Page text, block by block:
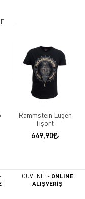
Rammstein Lügen
Tişört
649,90
GÜVENLİ - ONLINE
ALIŞVERİŞ